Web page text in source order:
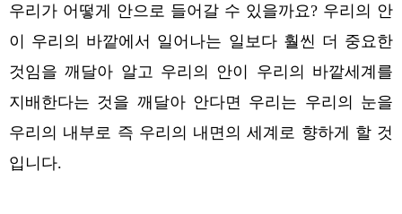
우리가 어떻게 안으로 들어갈 수 있을까요? 우리의 안
이 우리의 바깥에서 일어나는 일보다 훨씬 더 중요한
것임을 깨달아 알고 우리의 안이 우리의 바깥세계를
지배한다는 것을 깨달아 안다면 우리는 우리의 눈을
우리의 내부로 즉 우리의 내면의 세계로 향하게 할 것
입니다.